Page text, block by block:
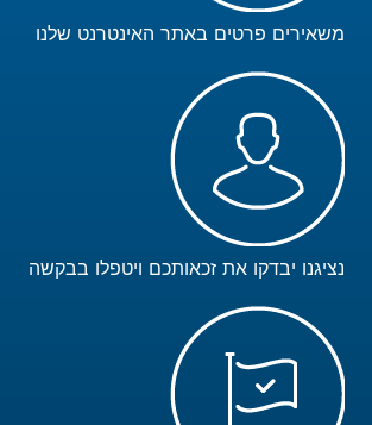
משאירים פרטים באתר האינטרנט שלנו
נציגנו יבדקו את זכאותכם ויטפלו בבקשה